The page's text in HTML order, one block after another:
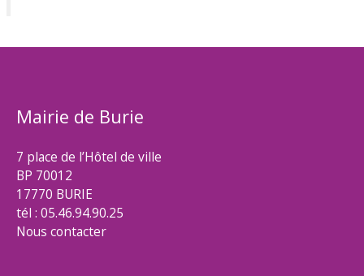
Mairie de Burie
7 place de l’Hôtel de ville
BP 70012
17770 BURIE
tél : 05.46.94.90.25
Nous contacter